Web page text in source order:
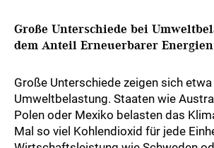
Große Unterschiede bei
dem Anteil Erneuerbarer Energien
Große Unterschiede zeigen sich
Umweltbelastung. Staaten wie
Polen oder Mexiko belasten das
Mal so viel Kohlendioxid für jede